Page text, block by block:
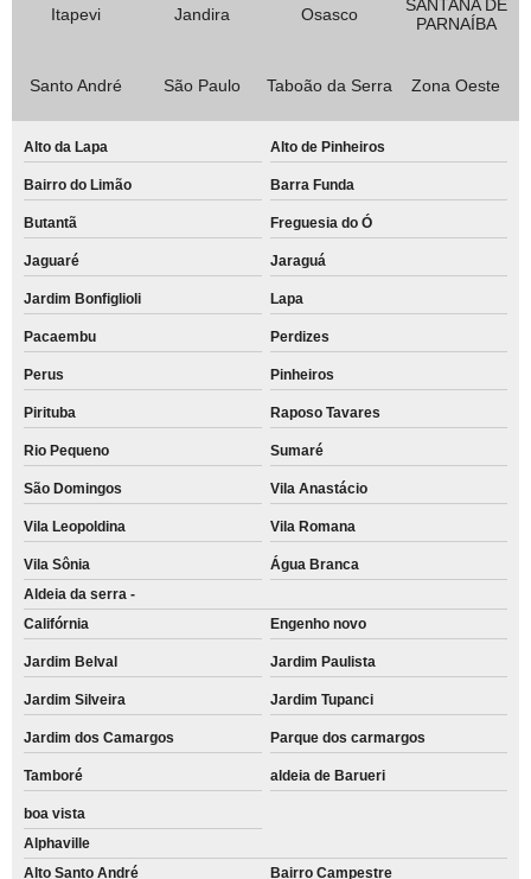
Itapevi Jandira Osasco
SANTANA DE
PARNAÍBA
Santo André São Paulo Taboão da Serra Zona Oeste
Alto da Lapa Alto de Pinheiros
Bairro do Limão Barra Funda
Butantã Freguesia do Ó
Jaguaré Jaraguá
Jardim Bonfiglioli Lapa
Pacaembu Perdizes
Perus Pinheiros
Pirituba Raposo Tavares
Rio Pequeno Sumaré
São Domingos Vila Anastácio
Vila Leopoldina Vila Romana
Vila Sônia
Água Branca
Aldeia da serra -
Califórnia
Engenho novo
Jardim Belval Jardim Paulista
Jardim Silveira Jardim Tupanci
Jardim dos Camargos Parque dos carmargos
Tamboré aldeia de Barueri
boa vista
Alphaville
Alto Santo André
Bairro Campestre